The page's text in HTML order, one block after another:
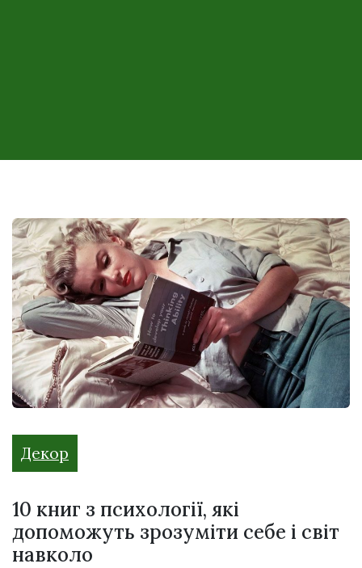
Декор
10 книг з психології, які
допоможуть зрозуміти себе і світ
навколо